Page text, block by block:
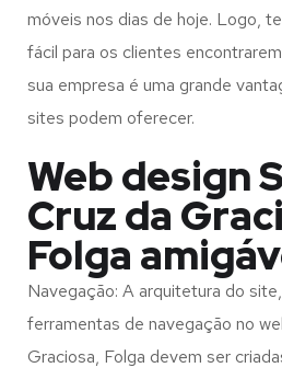
móveis nos dias de hoje. Logo,
fácil para os clientes
sua empresa é uma grande
sites podem oferecer.
Web design
Cruz da
Folga
Navegação: A arquitetura do
ferramentas de navegação no
Graciosa, Folga devem ser